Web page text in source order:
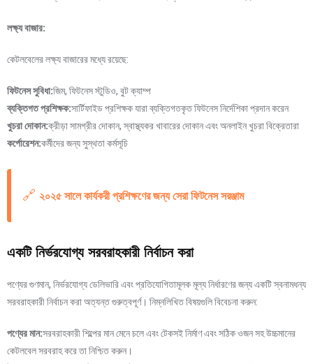
লক্ষ্য বাজার:
কেটলবেলের লক্ষ্য বাজারের মধ্যে রয়েছে:
ফিটনেস সুবিধা:জিম, ফিটনেস স্টুডিও, বুট ক্যাম্প
ব্যক্তিগত প্রশিক্ষক:সার্টিফাইড প্রশিক্ষক যারা ব্যক্তিগতকৃত ফিটনেস নির্দেশিকা প্রদান করেন
খুচরা দোকান:ক্রীড়া সামগ্রীর দোকান, স্বাস্থ্যকর খাবারের দোকান এবং অনলাইন খুচরা বিক্রেতারা
কর্পোরেশন:কর্মীদের জন্য সুস্থতা কর্মসূচি
🔗 ২০২৫ সালে কার্যকরী প্রশিক্ষণের জন্য সেরা ফিটনেস সরঞ্জাম
একটি নির্ভরযোগ্য সরবরাহকারী নির্বাচন করা
পণ্যের গুণমান, নির্ভরযোগ্য ডেলিভারি এবং প্রতিযোগিতামূলক মূল্য নির্ধারণের জন্য একটি স্বনামধন্য
সরবরাহকারী নির্বাচন করা অত্যন্ত গুরুত্বপূর্ণ। নিম্নলিখিত বিষয়গুলি বিবেচনা করুন:
পণ্যের মান:সরবরাহকারী শিল্পের মান মেনে চলে এবং টেকসই নির্মাণ এবং সঠিক ওজন সহ উচ্চমানের
কেটলবেল সরবরাহ করে তা নিশ্চিত করুন।